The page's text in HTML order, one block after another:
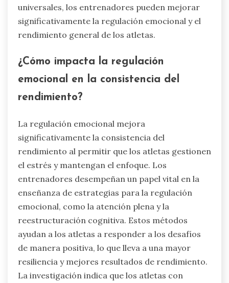
universales, los entrenadores pueden mejorar
significativamente la regulación emocional y el
rendimiento general de los atletas.
¿Cómo impacta la regulación
emocional en la consistencia del
rendimiento?
La regulación emocional mejora
significativamente la consistencia del
rendimiento al permitir que los atletas gestionen
el estrés y mantengan el enfoque. Los
entrenadores desempeñan un papel vital en la
enseñanza de estrategias para la regulación
emocional, como la atención plena y la
reestructuración cognitiva. Estos métodos
ayudan a los atletas a responder a los desafíos
de manera positiva, lo que lleva a una mayor
resiliencia y mejores resultados de rendimiento.
La investigación indica que los atletas con